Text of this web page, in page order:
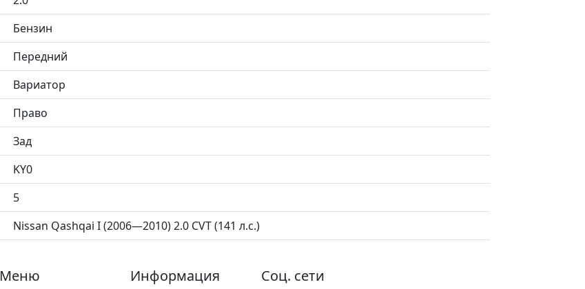
Бензин
Передний
Вариатор
Право
Зад
KY0
5
Nissan Qashqai I (2006—2010) 2.0 CVT (141 л.с.)
Меню Информация Соц. сети